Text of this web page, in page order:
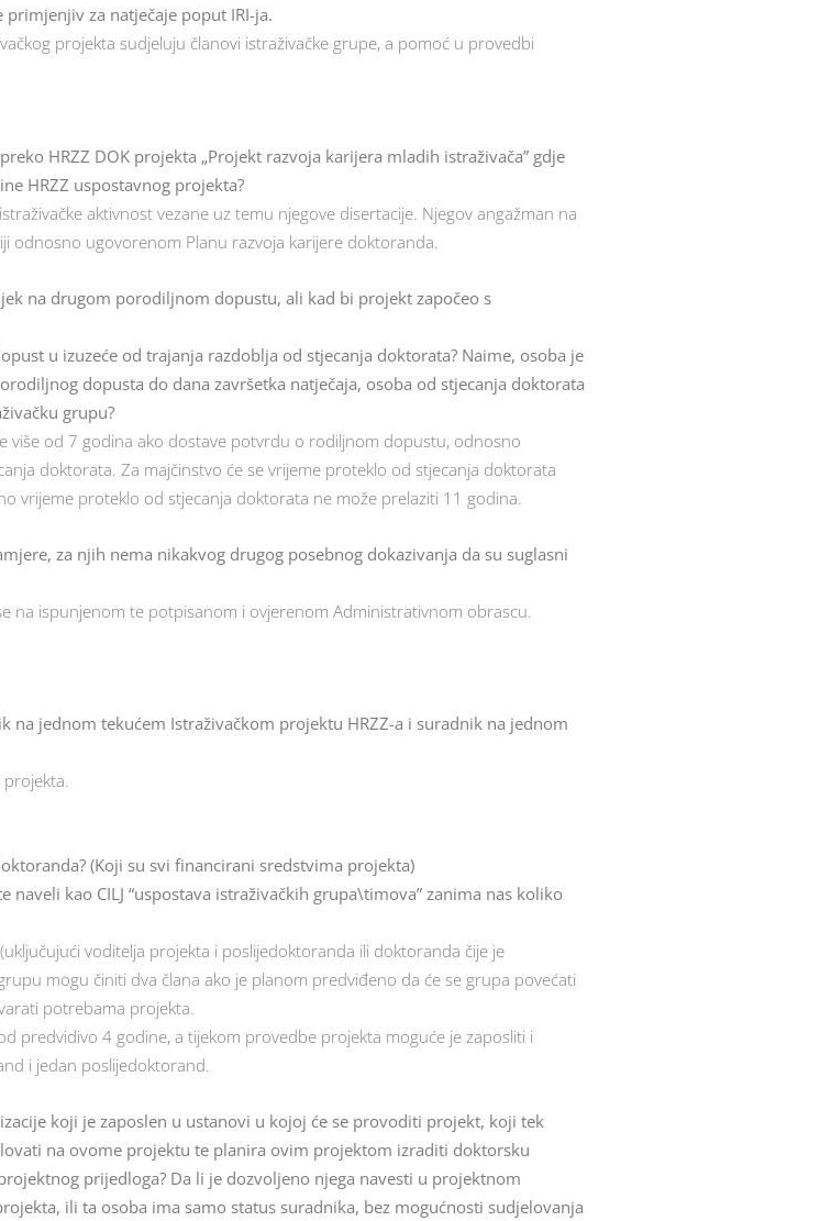
za natječaje poput IRI-ja.
projekta sudjeluju članovi istraživačke grupe, a pomoć u provedbi
HRZZ DOK projekta „Projekt razvoja karijera mladih istraživača” gdje
HRZZ uspostavnog projekta?
aktivnost vezane uz temu njegove disertacije. Njegov angažman na
odnosno ugovorenom Planu razvoja karijere doktoranda.
na drugom porodiljnom dopustu, ali kad bi projekt započeo s
u izuzeće od trajanja razdoblja od stjecanja doktorata? Naime, osoba je
dopusta do dana završetka natječaja, osoba od stjecanja doktorata
grupu?
više od 7 godina ako dostave potvrdu o rodiljnom dopustu, odnosno
doktorata. Za majčinstvo će se vrijeme proteklo od stjecanja doktorata
vrijeme proteklo od stjecanja doktorata ne može prelaziti 11 godina.
za njih nema nikakvog drugog posebnog dokazivanja da su suglasni
na ispunjenom te potpisanom i ovjerenom Administrativnom obrascu.
jednom tekućem Istraživačkom projektu HRZZ-a i suradnik na jednom
projekta.
(Koji su svi financirani sredstvima projekta)
kao CILJ “uspostava istraživačkih grupa\timova” zanima nas koliko
voditelja projekta i poslijedoktoranda ili doktoranda čije je
mogu činiti dva člana ako je planom predviđeno da će se grupa povećati
potrebama projekta.
predvidivo 4 godine, a tijekom provedbe projekta moguće je zaposliti i
i jedan poslijedoktorand.
koji je zaposlen u ustanovi u kojoj će se provoditi projekt, koji tek
na ovome projektu te planira ovim projektom izraditi doktorsku
prijedloga? Da li je dozvoljeno njega navesti u projektnom
ili ta osoba ima samo status suradnika, bez mogućnosti sudjelovanja